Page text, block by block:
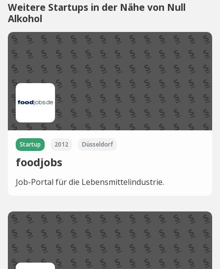
Weitere Startups in der Nähe von Null
Alkohol
Startup 2012 Düsseldorf
foodjobs
Job-Portal für die Lebensmittelindustrie.